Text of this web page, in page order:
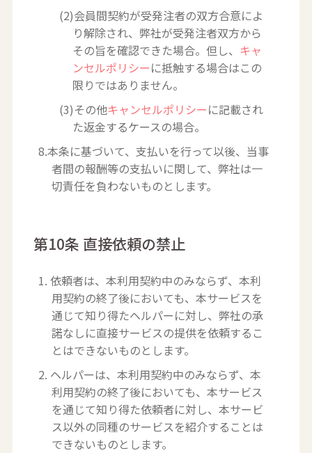
(2)会員間契約が受発注者の双方合意によ
り解除され、弊社が受発注者双方から
その旨を確認できた場合。但し、 キャ
ンセルポリシーに抵触する場合はこの
限りではありません。
(3)その他キャンセルポリシーに記載され
た返金するケースの場合。
8.本条に基づいて、支払いを行って以後、当事
者間の報酬等の支払いに関して、弊社は一
切責任を負わないものとします。
第10条 直接依頼の禁止
1. 依頼者は、本利用契約中のみならず、本利
用契約の終了後においても、本サービスを
通じて知り得たヘルパーに対し、弊社の承
諾なしに直接サービスの提供を依頼するこ
とはできないものとします。
2. ヘルパーは、本利用契約中のみならず、本
利用契約の終了後においても、本サービス
を通じて知り得た依頼者に対し、本サービ
ス以外の同種のサービスを紹介することは
できないものとします。